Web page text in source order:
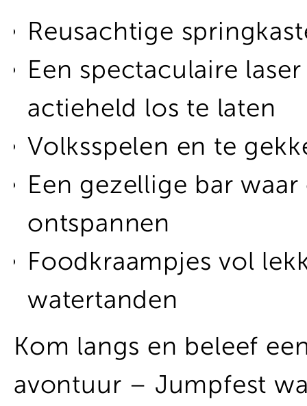
Reusachtige
Een spectaculaire
actieheld los te laten
Volksspelen en te
Een gezellige bar
ontspannen
Foodkraampjes vol
watertanden
Kom langs en beleef
avontuur – Jumpfest